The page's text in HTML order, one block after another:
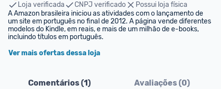
Loja verificada
CNPJ verificado
Possui loja física
A Amazon brasileira iniciou as atividades com o lançamento de
um site em português no final de 2012. A página vende diferentes
modelos do Kindle, em reais, e mais de um milhão de e-books,
incluindo títulos em português.
Ver mais ofertas dessa loja
Comentários (1) Avaliações (0)